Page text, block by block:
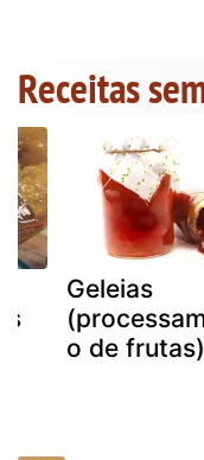
Receitas
Geleias
o de frutas)